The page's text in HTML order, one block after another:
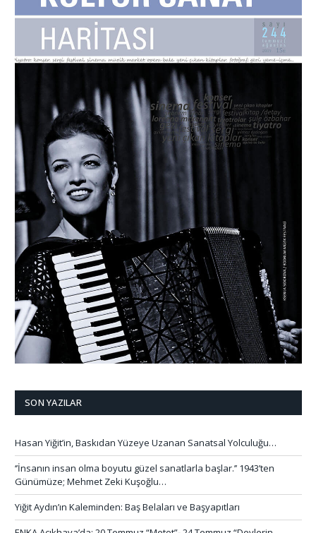
SON YAZILAR
Hasan Yiğit’in, Baskıdan Yüzeye Uzanan Sanatsal Yolculuğu…
‘’İnsanın insan olma boyutu güzel sanatlarla başlar.’’ 1943’ten
Günümüze; Mehmet Zeki Kuşoğlu…
Yiğit Aydın’ın Kaleminden: Baş Belaları ve Başyapıtları